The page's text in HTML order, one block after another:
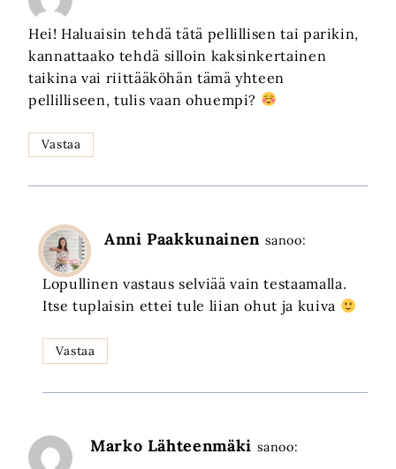
Hei! Haluaisin tehdä tätä pellillisen tai parikin,
kannattaako tehdä silloin kaksinkertainen
taikina vai riittääköhän tämä yhteen
pellilliseen, tulis vaan ohuempi?
Vastaa
Anni Paakkunainen sanoo:
Lopullinen vastaus selviää vain testaamalla.
Itse tuplaisin ettei tule liian ohut ja kuiva
Vastaa
Marko Lähteenmäki sanoo: